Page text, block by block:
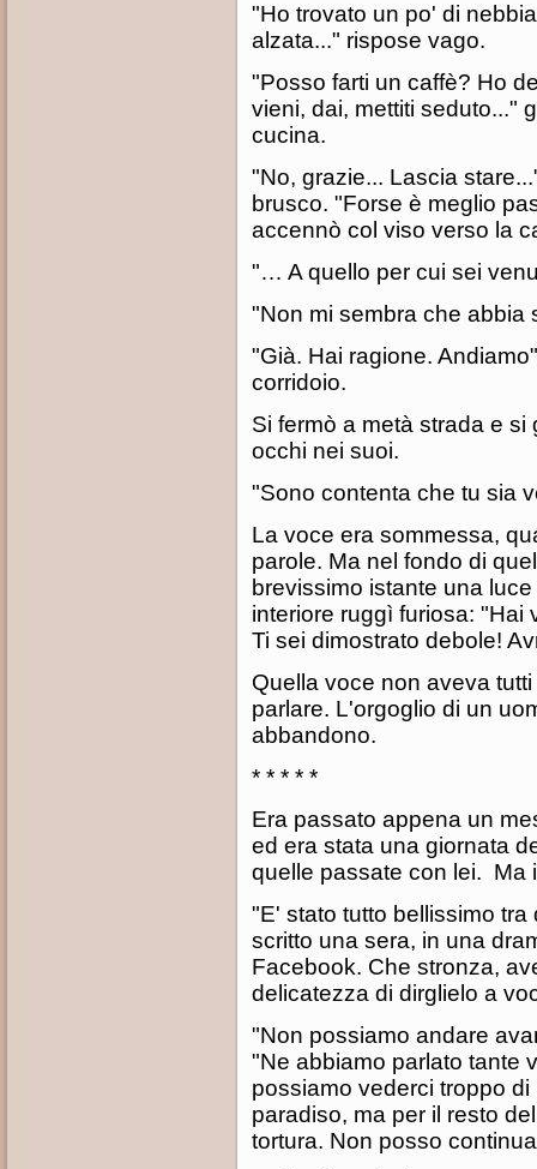
"Ho trovato un po' di
alzata..." rispose vago.
"Posso farti un caffè? Ho
vieni, dai, mettiti seduto..."
cucina.
"No, grazie... Lascia
brusco. "Forse è meglio
accennò col viso verso la
"… A quello per cui sei
"Non mi sembra che abbia
"Già. Hai ragione.
corridoio.
Si fermò a metà strada e
occhi nei suoi.
"Sono contenta che tu sia
La voce era sommessa,
parole. Ma nel fondo di
brevissimo istante una
interiore ruggì furiosa: "Hai
Ti sei dimostrato debole!
Quella voce non aveva
parlare. L'orgoglio di un
abbandono.
* * * * *
Era passato appena un
ed era stata una giornata
quelle passate con lei.
"E' stato tutto bellissimo
scritto una sera, in una
Facebook. Che stronza,
delicatezza di dirglielo a
"Non possiamo andare
"Ne abbiamo parlato tante
possiamo vederci troppo
paradiso, ma per il resto
tortura. Non posso